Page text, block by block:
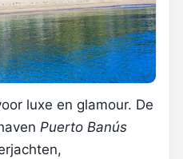
luxe en glamour. De
Puerto Banús